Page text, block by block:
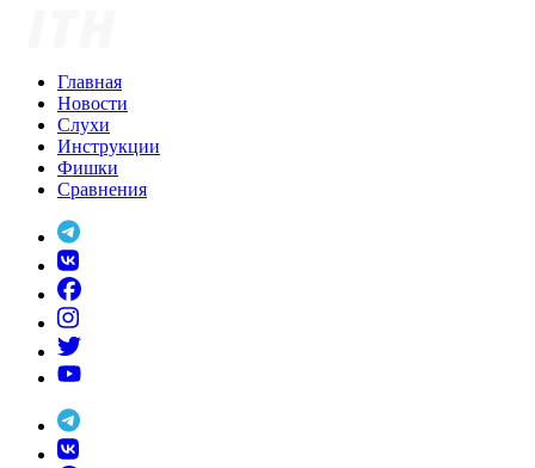
Главная
Новости
Слухи
Инструкции
Фишки
Сравнения